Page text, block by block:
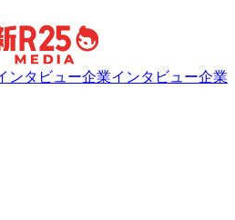
ンタビュー企業インタビュー企業